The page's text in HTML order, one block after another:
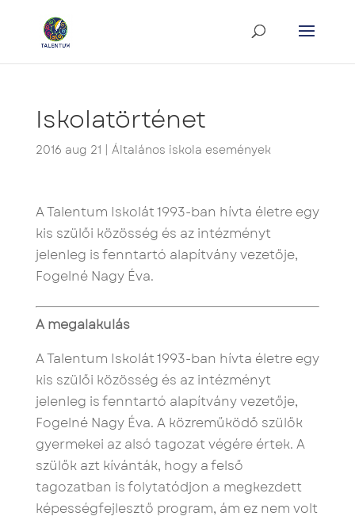
Iskolatörténet
2016 aug 21 Általános iskola események
A Talentum Iskolát 1993-ban hívta életre egy
kis szülői közösség és az intézményt
jelenleg is fenntartó alapítvány vezetője,
Fogelné Nagy Éva.
A megalakulás
A Talentum Iskolát 1993-ban hívta életre egy
kis szülői közösség és az intézményt
jelenleg is fenntartó alapítvány vezetője,
Fogelné Nagy Éva. A közreműködő szülők
gyermekei az alsó tagozat végére értek. A
szülők azt kívánták, hogy a felső
tagozatban is folytatódjon a megkezdett
képességfejlesztő program, ám ez nem volt